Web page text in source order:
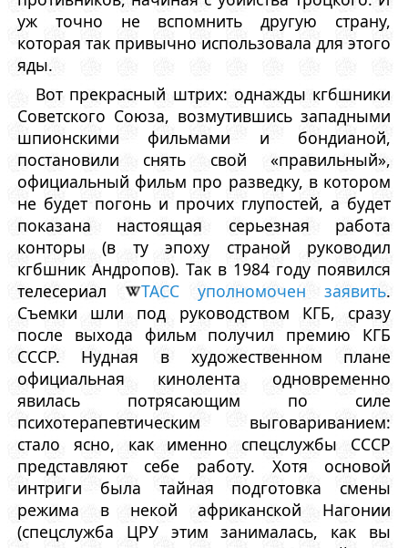
уж точно не вспомнить другую страну,
которая так привычно использовала для этого
яды.
Вот прекрасный штрих: однажды кгбшники
Советского Союза, возмутившись западными
шпионскими фильмами и бондианой,
постановили снять свой «правильный»,
официальный фильм про разведку, в котором
не будет погонь и прочих глупостей, а будет
показана настоящая серьезная работа
конторы (в ту эпоху страной руководил
кгбшник Андропов). Так в 1984 году появился
телесериал
ТАСС уполномочен заявить.
Съемки шли под руководством КГБ, сразу
после выхода фильм получил премию КГБ
СССР. Нудная в художественном плане
официальная кинолента одновременно
явилась потрясающим по силе
психотерапевтическим выговариванием:
стало ясно, как именно спецслужбы СССР
представляют себе работу. Хотя основой
интриги была тайная подготовка смены
режима в некой африканской Нагонии
(спецслужба ЦРУ этим занималась, как вы